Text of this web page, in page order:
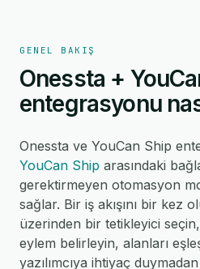
GENEL BAKIŞ
Onessta +
entegrasyonu
Onessta ve YouCan Ship
YouCan Ship arasındaki
gerektirmeyen otomasyon
sağlar. Bir iş akışını bir kez
üzerinden bir tetikleyici
eylem belirleyin, alanları
yazılımcıya ihtiyaç